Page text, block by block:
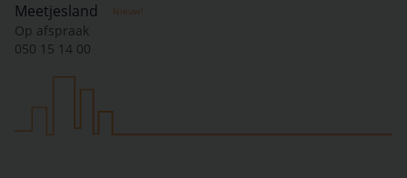
Meetjesland Nieuw!
Op afspraak
050 15 14 00